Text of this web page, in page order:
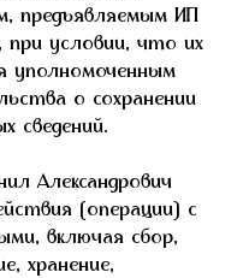
предъявляемым ИП
при условии, что их
уполномоченным
о сохранении
сведений.
Александрович
(операции) с
включая сбор,
хранение,